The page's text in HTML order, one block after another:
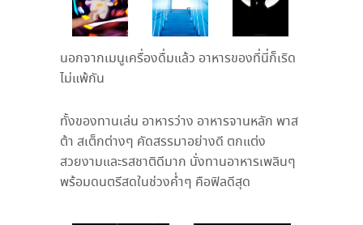
นอกจากเมนูเครื่องดื่มแล้ว อาหารของที่นี่ก็เริด
ไม่แพ้กัน
ทั้งของทานเล่น อาหารว่าง อาหารจานหลัก พาส
ต้า สเต็กต่างๆ คัดสรรมาอย่างดี ตกแต่ง
สวยงามและรสชาติดีมาก นั่งทานอาหารเพลินๆ
พร้อมดนตรีสดในช่วงค่ำๆ คือฟิลดีสุด